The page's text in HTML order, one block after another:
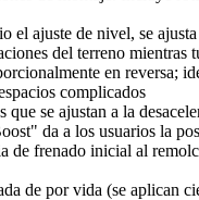
el ajuste de nivel, se
del terreno mientras
en reversa;
complicados
que se ajustan a la
da a los usuarios la
de frenado inicial al
de por vida (se aplican